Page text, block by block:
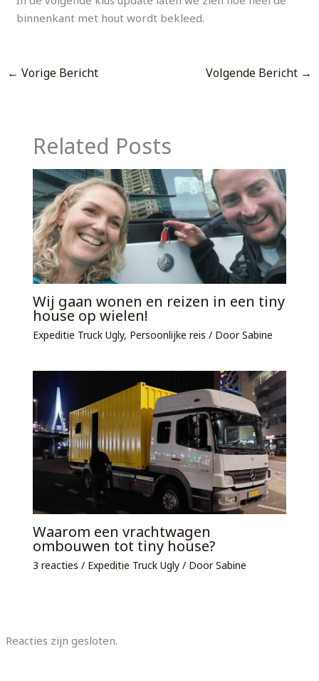
binnenkant met hout wordt bekleed.
← Vorige Bericht Volgende Bericht →
Related Posts
Wij gaan wonen en reizen in een tiny
house op wielen!
Expeditie Truck Ugly, Persoonlijke reis / DoorSabine
Waarom een vrachtwagen
ombouwen tot tiny house?
3 reacties / Expeditie Truck Ugly/ DoorSabine
Reacties zijn gesloten.